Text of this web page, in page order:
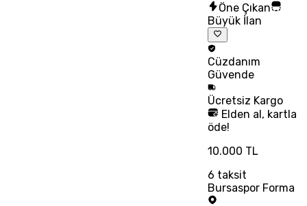
Öne Çıkan
Büyük İlan
Cüzdanım
Güvende
Ücretsiz Kargo
Elden al, kartla
öde!
10.000 TL
6 taksit
Bursaspor Forma